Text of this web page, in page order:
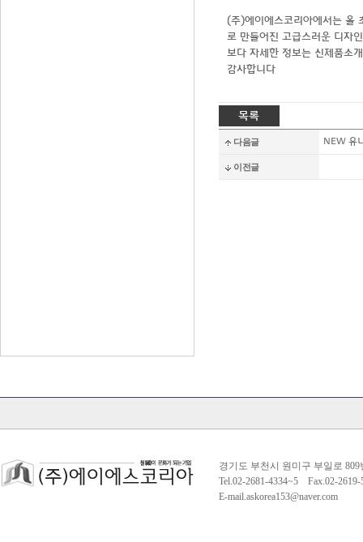
(주)에이에스코리아에서는 올
로 만들어진 고급스러운 디자
보다 자세한 정보는 신제품소
감사합니다
다음글 NEW 유
이전글
경기도 부천시 원미구 부일로
Tel.02-2681-4334~5 Fax.02-
E-mail.askorea153@naver.com